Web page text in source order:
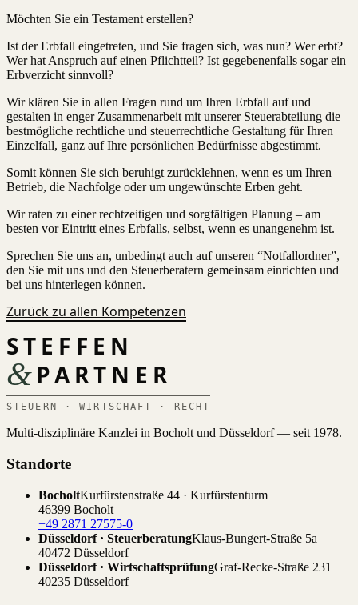
Möchten Sie ein Testament erstellen?
Ist der Erbfall eingetreten, und Sie fragen sich, was nun? Wer erbt?
Wer hat Anspruch auf einen Pflichtteil? Ist gegebenenfalls sogar ein
Erbverzicht sinnvoll?
Wir klären Sie in allen Fragen rund um Ihren Erbfall auf und
gestalten in enger Zusammenarbeit mit unserer Steuerabteilung die
bestmögliche rechtliche und steuerrechtliche Gestaltung für Ihren
Einzelfall, ganz auf Ihre persönlichen Bedürfnisse abgestimmt.
Somit können Sie sich beruhigt zurücklehnen, wenn es um Ihren
Betrieb, die Nachfolge oder um ungewünschte Erben geht.
Wir raten zu einer rechtzeitigen und sorgfältigen Planung – am
besten vor Eintritt eines Erbfalls, selbst, wenn es unangenehm ist.
Sprechen Sie uns an, unbedingt auch auf unseren “Notfallordner”,
den Sie mit uns und den Steuerberatern gemeinsam einrichten und
bei uns hinterlegen können.
Zurück zu allen Kompetenzen
STEFFEN
&PARTNER
STEUERN · WIRTSCHAFT · RECHT
Multi-disziplinäre Kanzlei in Bocholt und Düsseldorf — seit 1978.
Standorte
BocholtKurfürstenstraße 44 · Kurfürstenturm
46399 Bocholt
+49 2871 27575-0
Düsseldorf · SteuerberatungKlaus-Bungert-Straße 5a
40472 Düsseldorf
Düsseldorf · WirtschaftsprüfungGraf-Recke-Straße 231
40235 Düsseldorf